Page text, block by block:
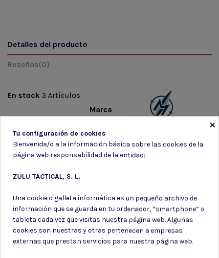
Detalles del producto
Reseñas(0)
Marca
En stock 3 Artículos
Suscríbete a nuestro boletín
Puede darse de baja en cualquier momento. Para ello, consulte nuestra
×
Tu configuración de cookies
Bienvenida/o a la información básica sobre las cookies de la
página web responsabilidad de la entidad:
ZULU TACTICAL, S. L.
Una cookie o galleta informática es un pequeño archivo de
información que se guarda en tu ordenador, “smartphone” o
tableta cada vez que visitas nuestra página web. Algunas
cookies son nuestras y otras pertenecen a empresas
externas que prestan servicios para nuestra página web.